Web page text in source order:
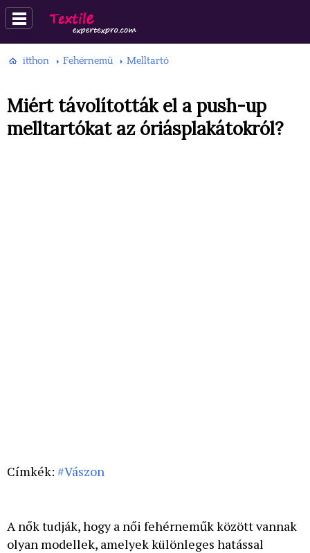
itthon Fehérnemű Melltartó
Miért távolították el a push-up
melltartókat az óriásplakátokról?
Címkék: #Vászon
A nők tudják, hogy a női fehérneműk között vannak
olyan modellek, amelyek különleges hatással